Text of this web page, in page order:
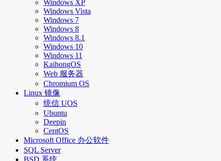
Windows XP
Windows Vista
Windows 7
Windows 8
Windows 8.1
Windows 10
Windows 11
KaihongOS
Web 服务器
Chromium OS
Linux 镜像
统信 UOS
Ubuntu
Deepin
CentOS
Microsoft Office 办公软件
SQL Server
BSD 系统